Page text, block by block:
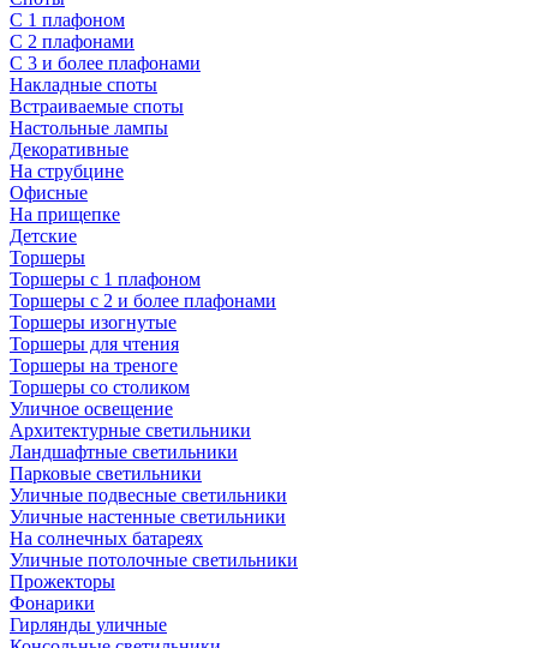
С 1 плафоном
С 2 плафонами
С 3 и более плафонами
Накладные споты
Встраиваемые споты
Настольные лампы
Декоративные
На струбцине
Офисные
На прищепке
Детские
Торшеры
Торшеры с 1 плафоном
Торшеры с 2 и более плафонами
Торшеры изогнутые
Торшеры для чтения
Торшеры на треноге
Торшеры со столиком
Уличное освещение
Архитектурные светильники
Ландшафтные светильники
Парковые светильники
Уличные подвесные светильники
Уличные настенные светильники
На солнечных батареях
Уличные потолочные светильники
Прожекторы
Фонарики
Гирлянды уличные